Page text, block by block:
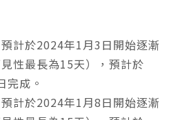
計於2024年1月3日開始逐漸
性最長為15天），預計於
完成。
計於2024年1月8日開始逐漸